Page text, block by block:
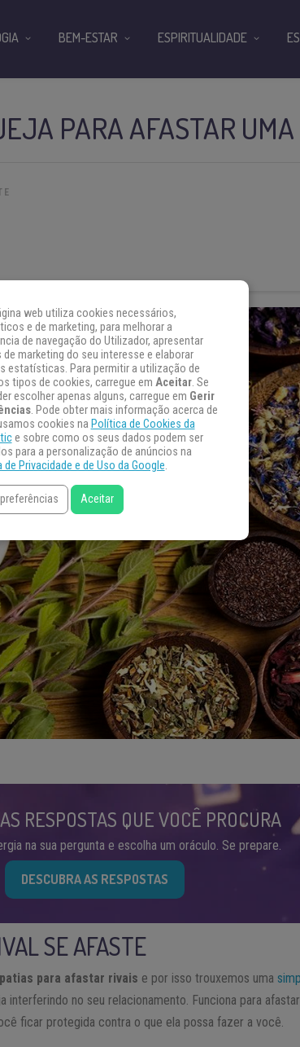
PARA AFASTAR
RESPOSTAS QUE VOCÊ PROCURA
na sua pergunta e escolha um oráculo. Se prepare.
DESCUBRA AS RESPOSTAS
SE AFASTE
para afastar rivais e por isso trouxemos uma
interferindo no seu relacionamento. Funciona para
ficar protegida contra o que ela possa fazer a você.
BEM-ESTAR ESPIRITUALIDADE
web utiliza cookies necessários,
e de marketing, para melhorar a
de navegação do Utilizador, apresentar
de marketing do seu interesse e elaborar
estatísticas. Para permitir a utilização de
tipos de cookies, carregue em Aceitar. Se
escolher apenas alguns, carregue em Gerir
. Pode obter mais informação acerca de
cookies na Política de Cookies da
e sobre como os seus dados podem ser
para a personalização de anúncios na
de Privacidade e de Uso da Google.
Aceitar